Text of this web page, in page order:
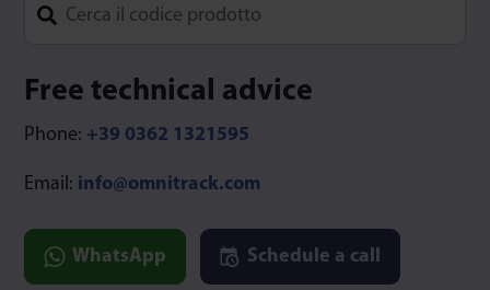
Free technical advice
Phone: +39 0362 1321595
Email: info@omnitrack.com
WhatsApp Schedule a call